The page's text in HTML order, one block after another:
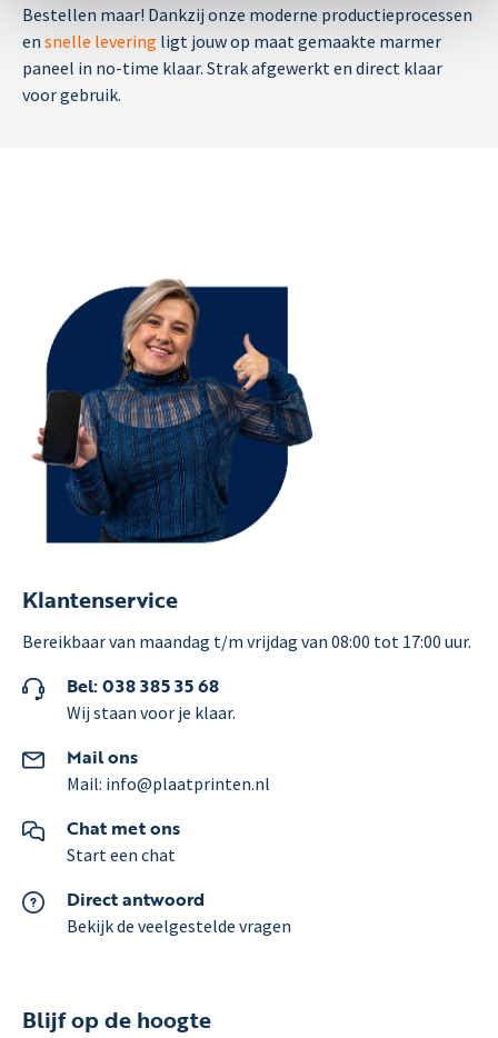
Bestellen maar! Dankzij onze moderne productieprocessen
en snelle levering ligt jouw op maat gemaakte marmer
paneel in no-time klaar. Strak afgewerkt en direct klaar
voor gebruik.
Klantenservice
Bereikbaar van maandag t/m vrijdag van 08:00 tot 17:00 uur.
Bel: 038 385 35 68
Wij staan voor je klaar.
Mail ons
Mail: info@plaatprinten.nl
Chat met ons
Start een chat
Direct antwoord
Bekijk de veelgestelde vragen
Blijf op de hoogte